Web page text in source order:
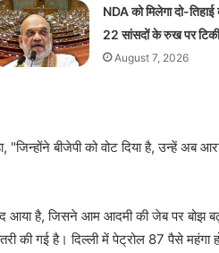
NDA को मिलेगा दो-
22 सांसदों के रुख पर
August 7, 2026
बीजेपी को वोट दिया है, उन्हें अब
है, जिसने आम आदमी की जेब पर बोझ
की गई है। दिल्ली में पेट्रोल 87 पैसे महंगा